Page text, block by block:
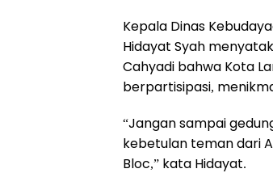
Kepala Dinas
Hidayat Syah
Cahyadi bahwa Kota
berpartisipasi,
“Jangan sampai
kebetulan teman dari
Bloc,” kata Hidayat.